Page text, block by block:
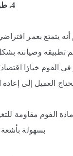
4. طول العمر الافتراضي
أنه يتمتع بعمر
عامًا إذا تم تطبيقه
الفوم خيارًا
العميل إلى
الفوم مقاومة
بسهولة